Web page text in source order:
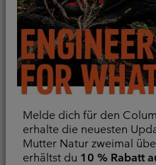
Melde dich für den
erhalte die neuesten
Mutter Natur zweimal
erhältst du 10 % Rabatt
Vergleichen